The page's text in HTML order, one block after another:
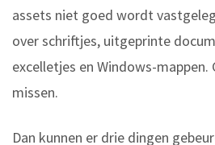
assets niet goed wordt
over schriftjes, uitgeprinte
excelletjes en Windows-mappen.
missen.
Dan kunnen er drie dingen